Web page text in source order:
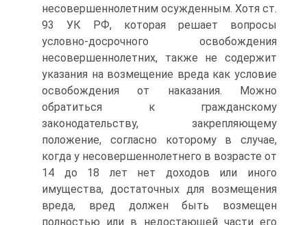
несовершеннолетним осужденным. Хотя ст.
93 УК РФ, которая решает вопросы
условно-досрочного освобождения
несовершеннолетних, также не содержит
указания на возмещение вреда как условие
освобождения от наказания. Можно
обратиться к гражданскому
законодательству, закрепляющему
положение, согласно которому в случае,
когда у несовершеннолетнего в возрасте от
14 до 18 лет нет доходов или иного
имущества, достаточных для возмещения
вреда, вред должен быть возмещен
полностью или в недостающей части его